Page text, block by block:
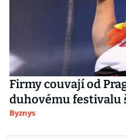
Firmy couvají od
duhovému
Byznys